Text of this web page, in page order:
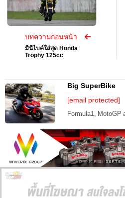
บทความก่อนหน้า
มินิไบค์ใส่สุด Honda
Trophy 125cc
Big SuperBike
[email protected]
Formula1, MotoGP
AD EXPIRES: